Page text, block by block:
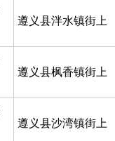
遵义县泮水镇街上
遵义县枫香镇街上
遵义县沙湾镇街上